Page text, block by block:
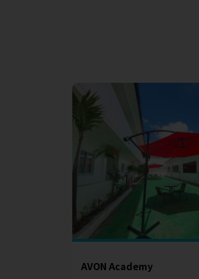
AVON Academy